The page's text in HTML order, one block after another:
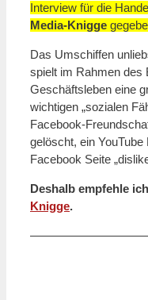
Interview für die
Media-Knigge
Das Umschiffen
spielt im Rahmen des
Geschäftsleben eine
wichtigen „sozialen
Facebook-
gelöscht, ein YouTube
Facebook Seite
Deshalb empfehle
Knigge.